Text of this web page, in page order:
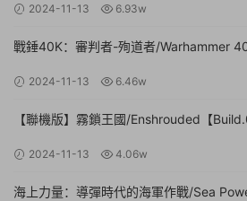
2024-11-13 6.93w
戰錘40K：審判者-殉道者/Warhammer
2024-11-13 6.46w
【聯機版】霧鎖王國/Enshrouded【
2024-11-13 4.06w
海上力量：導彈時代的海軍作戰/Sea